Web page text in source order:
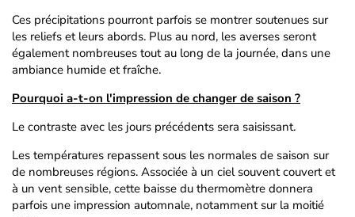
Ces précipitations pourront parfois se montrer soutenues sur
les reliefs et leurs abords. Plus au nord, les averses seront
également nombreuses tout au long de la journée, dans une
ambiance humide et fraîche.
Pourquoi a-t-on l'impression de changer de saison ?
Le contraste avec les jours précédents sera saisissant.
Les températures repassent sous les normales de saison sur
de nombreuses régions. Associée à un ciel souvent couvert et
à un vent sensible, cette baisse du thermomètre donnera
parfois une impression automnale, notamment sur la moitié